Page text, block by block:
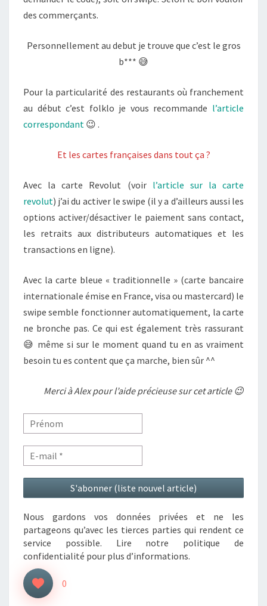
des commerçants.
Personnellement au debut je trouve que c’est le gros
b*** 😅
Pour la particularité des restaurants où franchement
au début c’est folklo je vous recommande l’article
correspondant 😉 .
Et les cartes françaises dans tout ça ?
Avec la carte Revolut (voir l’article sur la carte
revolut) j’ai du activer le swipe (il y a d’ailleurs aussi les
options activer/désactiver le paiement sans contact,
les retraits aux distributeurs automatiques et les
transactions en ligne).
Avec la carte bleue « traditionnelle » (carte bancaire
internationale émise en France, visa ou mastercard) le
swipe semble fonctionner automatiquement, la carte
ne bronche pas. Ce qui est également très rassurant
😅 même si sur le moment quand tu en as vraiment
besoin tu es content que ça marche, bien sûr ^^
Merci à Alex pour l’aide précieuse sur cet article 😉
Nous gardons vos données privées et ne les
partageons qu’avec les tierces parties qui rendent ce
service possible. Lire notre politique de
confidentialité pour plus d’informations.
0